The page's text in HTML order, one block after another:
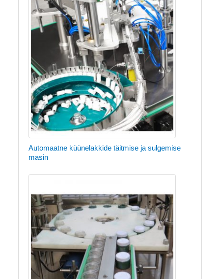
Automaatne küünelakkide täitmise ja sulgemise
masin